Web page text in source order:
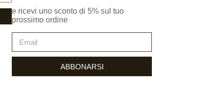
e ricevi uno sconto di 5% sul tuo
prossimo ordine
ABBONARSI